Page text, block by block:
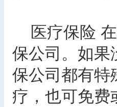
医疗保险
保公司。如果
保公司都有特
疗，也可免费